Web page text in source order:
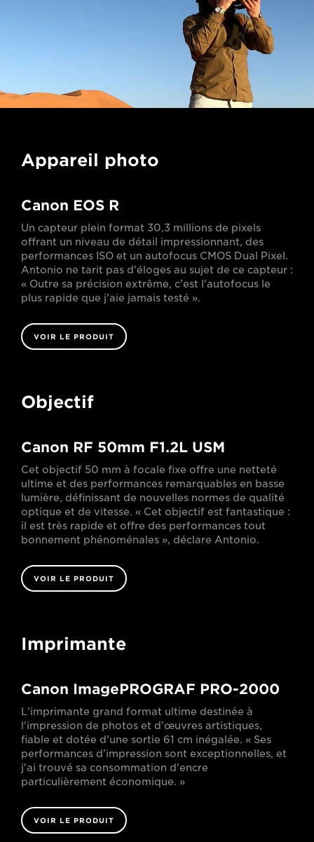
Appareil photo
Canon EOS R
Un capteur plein format 30,3 millions de pixels
offrant un niveau de détail impressionnant, des
performances ISO et un autofocus CMOS Dual Pixel.
Antonio ne tarit pas d'éloges au sujet de ce capteur :
« Outre sa précision extrême, c'est l'autofocus le
plus rapide que j'aie jamais testé ».
VOIR LE PRODUIT
Objectif
Canon RF 50mm F1.2L USM
Cet objectif 50 mm à focale fixe offre une netteté
ultime et des performances remarquables en basse
lumière, définissant de nouvelles normes de qualité
optique et de vitesse. « Cet objectif est fantastique :
il est très rapide et offre des performances tout
bonnement phénoménales », déclare Antonio.
VOIR LE PRODUIT
Imprimante
Canon ImagePROGRAF PRO-2000
L'imprimante grand format ultime destinée à
l'impression de photos et d'œuvres artistiques,
fiable et dotée d'une sortie 61 cm inégalée. « Ses
performances d'impression sont exceptionnelles, et
j'ai trouvé sa consommation d'encre
particulièrement économique. »
VOIR LE PRODUIT